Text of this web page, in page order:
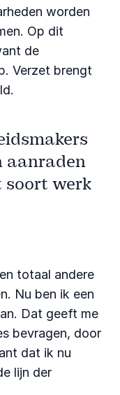
worden
Op dit
de
Verzet brengt
aanraden
werk
totaal andere
Nu ben ik een
Dat geeft me
bevragen, door
dat ik nu
lijn der